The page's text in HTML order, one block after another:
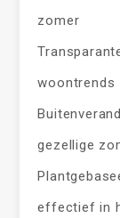
zomer
woontrends
gezellige
effectief in